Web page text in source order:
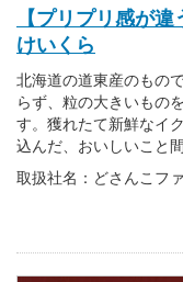
【プリプリ感が
けいくら
北海道の道東産のもの
らず、粒の大きいもの
す。獲れたて新鮮なイ
込んだ、おいしいこと
取扱社名：どさんこフ